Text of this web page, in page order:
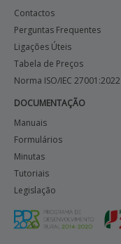
Entrar / Registar
Contactos
Perguntas Frequentes
Ligações Úteis
Tabela de Preços
Norma ISO/IEC 27001:2022
DOCUMENTAÇÃO
Manuais
Formulários
Minutas
Tutoriais
Legislação